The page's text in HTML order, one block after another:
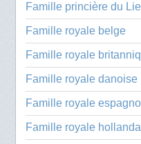
Famille princière du
Famille royale belge
Famille royale
Famille royale danoise
Famille royale
Famille royale